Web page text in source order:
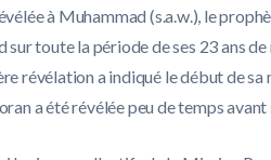
à Muhammad (s.a.w.), le
sur toute la période de ses 23 ans
révélation a indiqué le début de
a été révélée peu de temps